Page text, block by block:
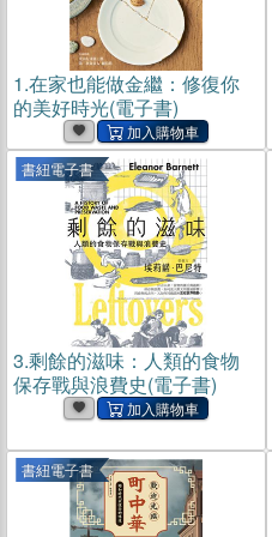
1.在家也能做金繼：修復你
的美好時光(電子書)
書紐電子書
3.剩餘的滋味：人類的食物
保存戰與浪費史(電子書)
書紐電子書